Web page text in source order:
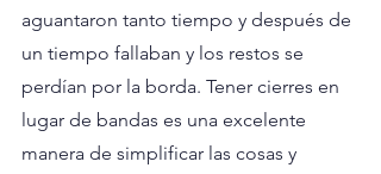
aguantaron tanto tiempo y después de
un tiempo fallaban y los restos se
perdían por la borda. Tener cierres en
lugar de bandas es una excelente
manera de simplificar las cosas y